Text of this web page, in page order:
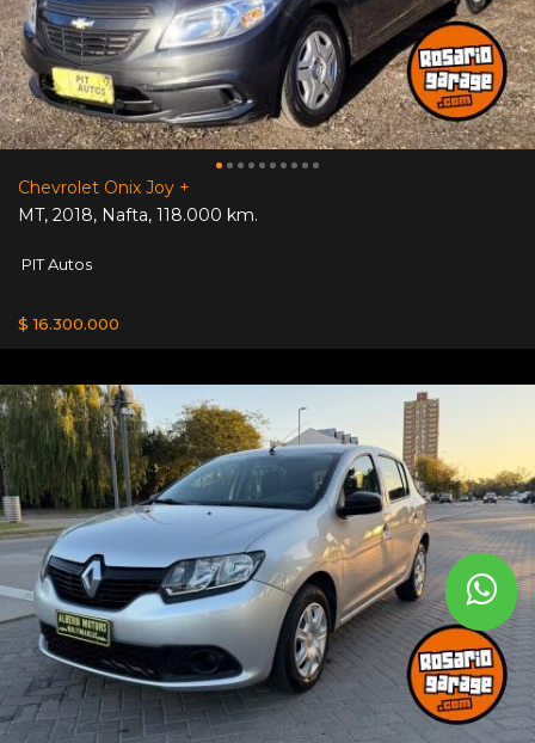
Chevrolet Onix Joy +
MT, 2018, Nafta, 118.000 km.
PIT Autos
$ 16.300.000